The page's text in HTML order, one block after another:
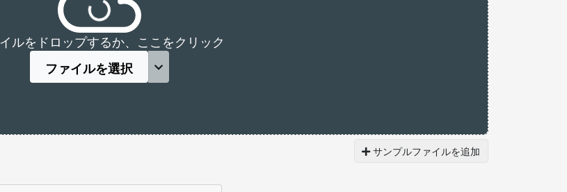
ルをドロップするか、ここをクリック
ファイルを選択
サンプルファイルを追加